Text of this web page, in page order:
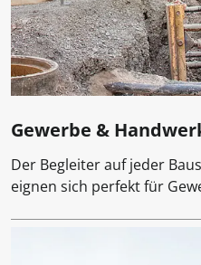
Gewerbe &
Der Begleiter auf jeder
eignen sich perfekt für